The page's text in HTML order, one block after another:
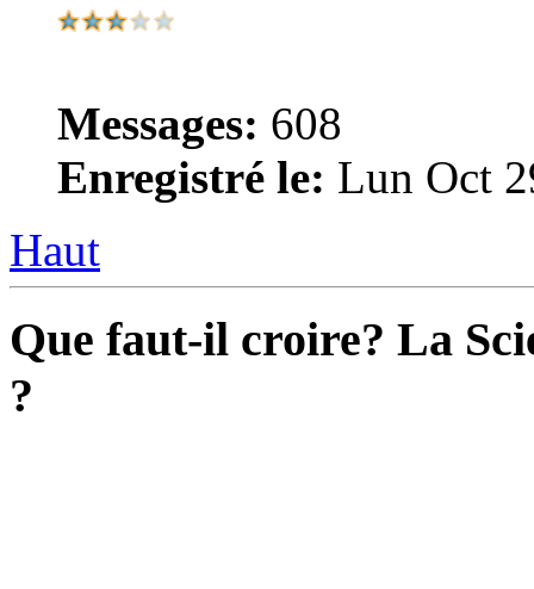
Messages: 608
Enregistré le: Lun Oct
Haut
Que faut-il croire? La
?